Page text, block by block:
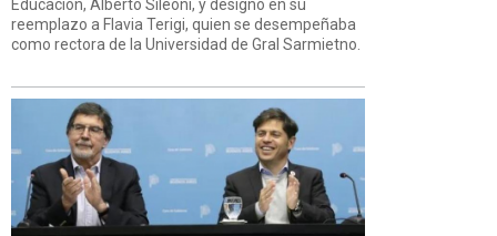
Educación, Alberto Sileoni, y designó en su
reemplazo a Flavia Terigi, quien se desempeñaba
como rectora de la Universidad de Gral Sarmietno.